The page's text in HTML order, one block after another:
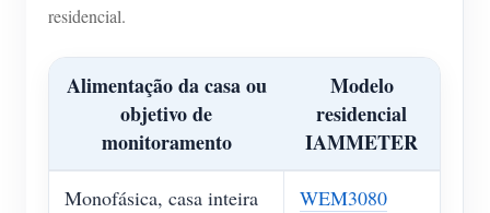
residencial.
Alimentação da casa ou
objetivo de
monitoramento
Modelo
residencial
IAMMETER
Monofásica, casa inteira WEM3080